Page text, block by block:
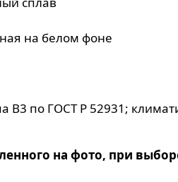
на белом фоне
В3 по ГОСТ Р 52931;
на фото, при